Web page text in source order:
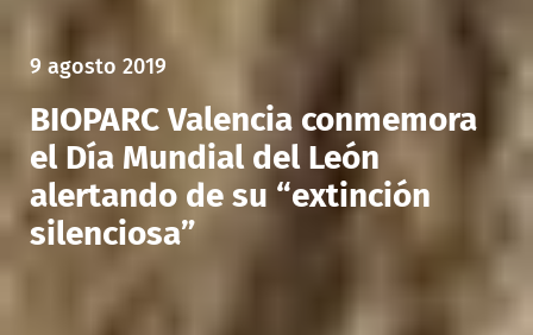
9 agosto 2019
BIOPARC Valencia conmemora
el Día Mundial del León
alertando de su “extinción
silenciosa”